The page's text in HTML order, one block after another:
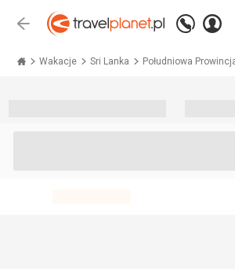
Wstecz
+48
Wakacje Sri Lanka Południowa